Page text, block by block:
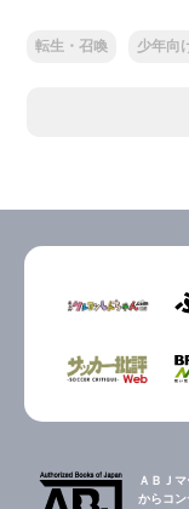
転生・召喚 少年向
ＡＢＪ
からコ